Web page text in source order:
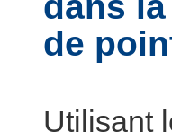
de
Utilisant